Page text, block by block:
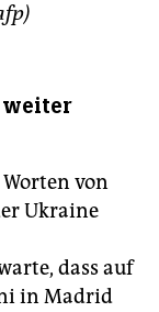
weiter
von
Ukraine
dass auf
in Madrid